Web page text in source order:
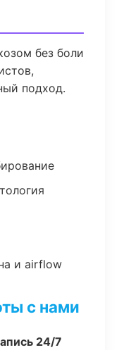
без боли
подход.
и airflow
с нами
24/7